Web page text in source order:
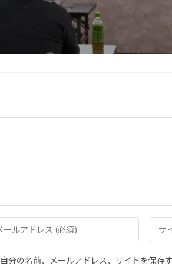
の名前、メールアドレス、サイトを保存す